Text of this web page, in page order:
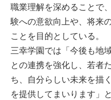
職業理解を深めることで
験への意欲向上や、将来
ことを目的としている。
三幸学園では「今後も地
との連携を強化し、若者
ち、自分らしい未来を描
を提供してまいります」